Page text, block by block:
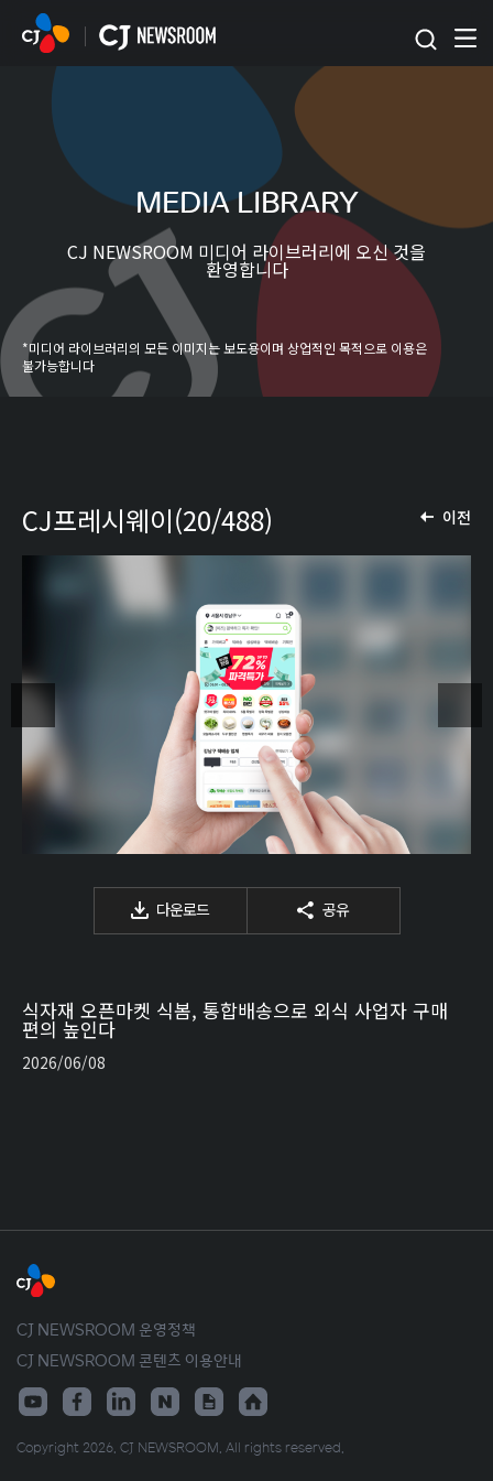
본문 바로가기
MEDIA LIBRARY
CJ NEWSROOM 미디어 라이브러리에 오신 것을
환영합니다
*미디어 라이브러리의 모든 이미지는 보도용이며 상업적인 목적으로 이용은
불가능합니다
이전
CJ프레시웨이(20/488)
다운로드 공유
식자재 오픈마켓 식봄, 통합배송으로 외식 사업자 구매
편의 높인다
2026/06/08
CJ NEWSROOM 운영정책
CJ NEWSROOM 콘텐츠 이용안내
Copyright 2026. CJ NEWSROOM. All rights reserved.